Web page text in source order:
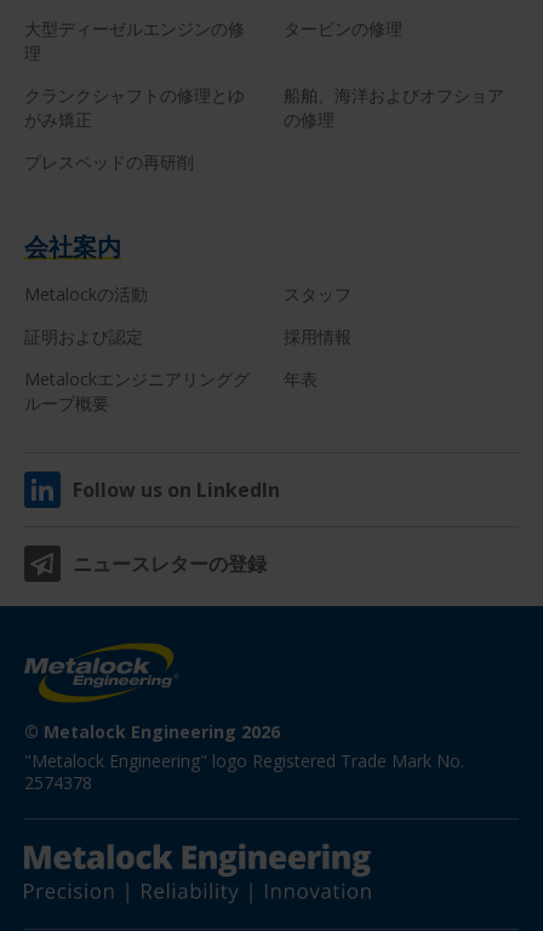
大型ディーゼルエンジンの修
理
タービンの修理
クランクシャフトの修理とゆ
がみ矯正
船舶、海洋およびオフショア
の修理
プレスベッドの再研削
会社案内
Metalockの活動
スタッフ
証明および認定
採用情報
Metalockエンジニアリンググ
ループ概要
年表
Follow us on LinkedIn
ニュースレターの登録
© Metalock Engineering 2026
"Metalock Engineering" logo Registered Trade Mark No.
2574378